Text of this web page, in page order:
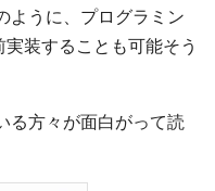
ように、プログラミン
装することも可能そう
る方々が面白がって読